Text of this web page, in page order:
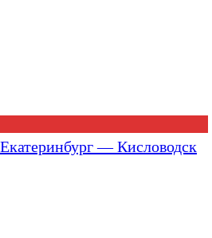
— Кисловодск